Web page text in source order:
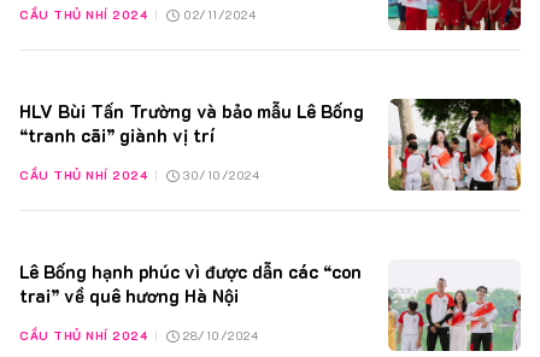
Đảm nhận vị trí đặc biệt trong chương trình Wonderland.
21/09/2024
Model áo dài tại chương trình Fashion For Your Style – Tập 02:
"Biển Xanh Và Em Xinh".
+1
CẦU THỦ NHÍ 2024 02/11/2024
HLV Bùi Tấn Trường và bảo mẫu Lê Bống
“tranh cãi” giành vị trí
CẦU THỦ NHÍ 2024 30/10/2024
Lê Bống hạnh phúc vì được dẫn các “con
trai” về quê hương Hà Nội
CẦU THỦ NHÍ 2024 28/10/2024